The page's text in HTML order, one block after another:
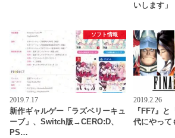
いします」
ソフト情報
2019.7.17
新作ギャルゲー「ラズベリーキュ
ーブ」、Switch版→CERO:D、
PS…
2019.2.26
『FF7』
代にやって